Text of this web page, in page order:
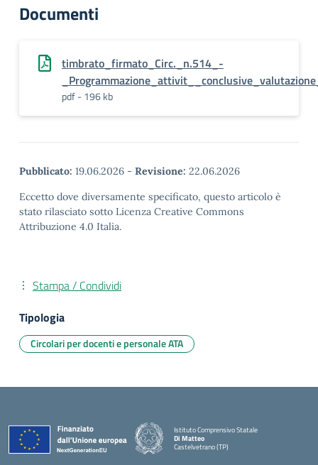
Documenti
timbrato_firmato_Circ._n.514_-
pdf - 196 kb
Pubblicato: 19.06.2026 - Revisione: 22.06.2026
Eccetto dove diversamente specificato, questo articolo è
stato rilasciato sotto Licenza Creative Commons
Attribuzione 4.0 Italia.
Stampa / Condividi
Tipologia
Circolari per docenti e personale ATA
Istituto Comprensivo Statale
Di Matteo
Castelvetrano (TP)